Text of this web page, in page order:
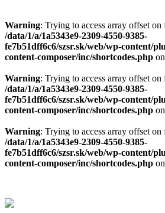
Warning: Trying to access array offset on
/data/1/a/1a5343e9-2309-4550-9385-
fe7b51dff6c6/szsr.sk/web/wp-content/
content-composer/inc/shortcodes.php
Warning: Trying to access array offset on
/data/1/a/1a5343e9-2309-4550-9385-
fe7b51dff6c6/szsr.sk/web/wp-content/
content-composer/inc/shortcodes.php
Warning: Trying to access array offset on
/data/1/a/1a5343e9-2309-4550-9385-
fe7b51dff6c6/szsr.sk/web/wp-content/
content-composer/inc/shortcodes.php